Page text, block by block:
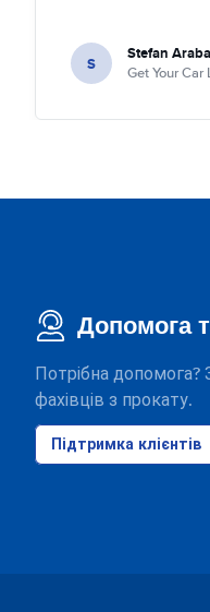
S Stefan
Get Your
Допомога
Потрібна допомога?
фахівців з прокату.
Підтримка клієнтів